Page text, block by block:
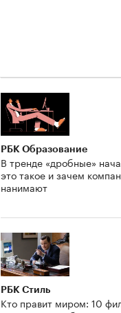
РБК Образование
В тренде «дробные»
это такое и зачем
нанимают
РБК Стиль
Кто правит миром: 10